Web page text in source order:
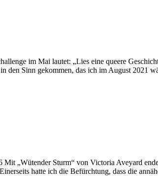
im Mai lautet: „Lies eine queere
den Sinn gekommen, das ich im August 2021
„Wütender Sturm“ von Victoria Aveyard
hatte ich die Befürchtung, dass die